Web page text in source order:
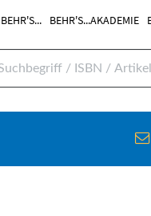
BEHR'S... BEHR'S...AKADEMIE